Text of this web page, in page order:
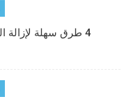
4 طرق سهلة لإزالة البثور والرؤوس السوداء عن الظهر